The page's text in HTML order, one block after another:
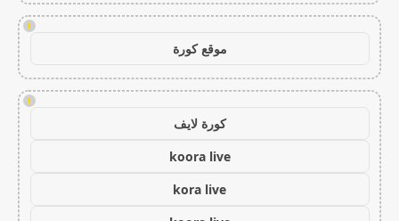
!
موقع كورة
!
كورة لايف
koora live
kora live